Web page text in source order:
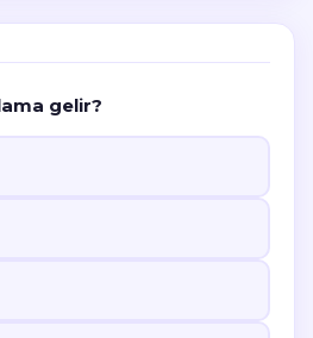
gelir?